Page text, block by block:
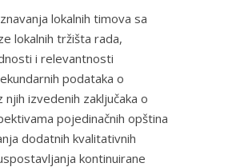
lokalnih timova sa
lokalnih tržišta rada,
i relevantnosti
podataka o
njih izvedenih zaključaka o
pojedinačnih opština
dodatnih kvalitativnih
kontinuirane